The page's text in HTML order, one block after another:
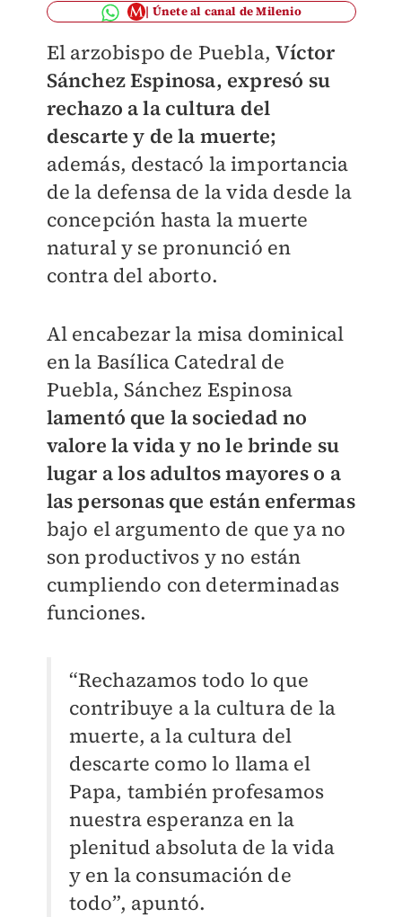
Únete al canal de Milenio
El arzobispo de Puebla,Víctor
Sánchez Espinosa, expresó su
rechazo a la cultura del
descarte y de la muerte;
además, destacó la importancia
de la defensa de la vida desde la
concepción hasta la muerte
natural y se pronunció en
contra del aborto.
Al encabezar la misa dominical
en la Basílica Catedral de
Puebla, Sánchez Espinosa
lamentó que la sociedad no
valore la vida y no le brinde su
lugar a los adultos mayores o a
las personas que están enfermas
bajo el argumento de que ya no
son productivos y no están
cumpliendo con determinadas
funciones.
“Rechazamos todo lo que
contribuye a la cultura de la
muerte, a la cultura del
descarte como lo llama el
Papa, también profesamos
nuestra esperanza en la
plenitud absoluta de la vida
y en la consumación de
todo”, apuntó.